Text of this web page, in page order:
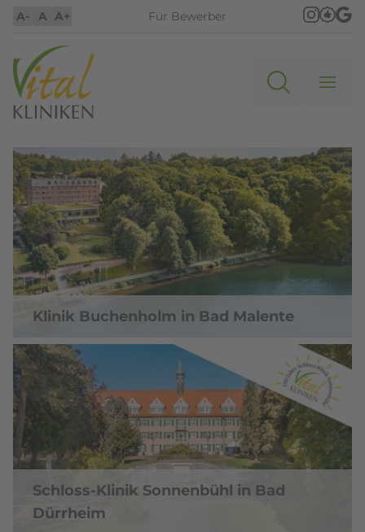
Für Bewerber
A- A A+
Klinik Buchenholm in Bad Malente
Schloss-Klinik Sonnenbühl in Bad
Dürrheim